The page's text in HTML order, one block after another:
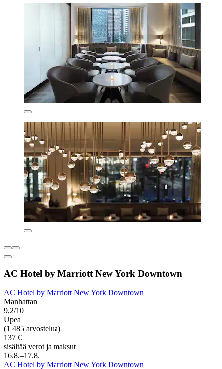
AC Hotel by Marriott New York Downtown
AC Hotel by Marriott New York Downtown
Manhattan
9,2/10
Upea
(1 485 arvostelua)
137 €
sisältää verot ja maksut
16.8.–17.8.
AC Hotel by Marriott New York Downtown